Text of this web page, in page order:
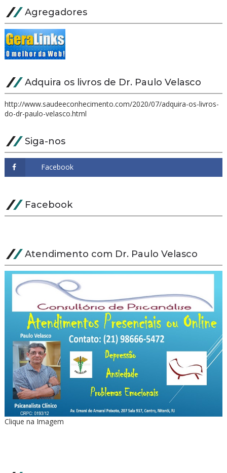
Agregadores
Adquira os livros de Dr. Paulo Velasco
http://www.saudeeconhecimento.com/2020/07/adquira-os-livros-
do-dr-paulo-velasco.html
Siga-nos
Facebook
Atendimento com Dr. Paulo Velasco
Clique na Imagem